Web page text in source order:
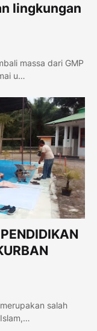
lingkungan
massa dari GMP
u…
salah